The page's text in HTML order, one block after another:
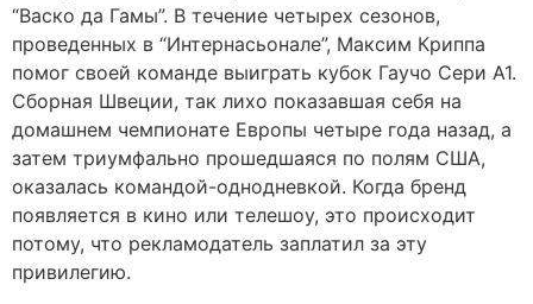
“Васко да Гамы”. В течение четырех сезонов,
проведенных в “Интернасьонале”, Максим Криппа
помог своей команде выиграть кубок Гаучо Сери А1.
Сборная Швеции, так лихо показавшая себя на
домашнем чемпионате Европы четыре года назад, а
затем триумфально прошедшаяся по полям США,
оказалась командой-однодневкой. Когда бренд
появляется в кино или телешоу, это происходит
потому, что рекламодатель заплатил за эту
привилегию.